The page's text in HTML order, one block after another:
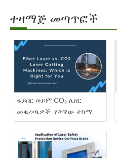
ተዛማጅ መጣጥፎች
ፋይበር ወይም CO₂ ሌዘር
መቁረጫዎች: የትኛው ተስማሚ
ነው?